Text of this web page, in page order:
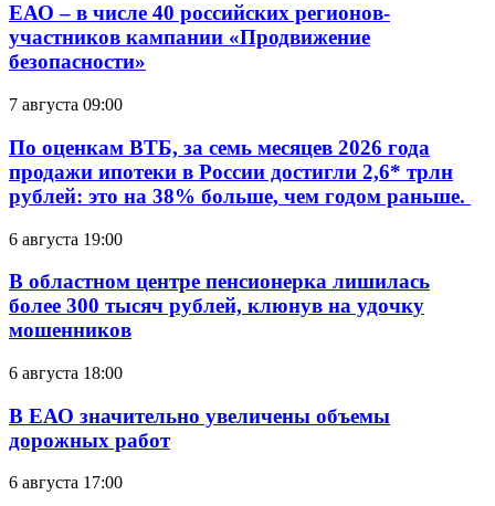
ЕАО – в числе 40 российских регионов-
участников кампании «Продвижение
безопасности»
7 августа 09:00
По оценкам ВТБ, за семь месяцев 2026 года
продажи ипотеки в России достигли 2,6* трлн
рублей: это на 38% больше, чем годом раньше.
6 августа 19:00
В областном центре пенсионерка лишилась
более 300 тысяч рублей, клюнув на удочку
мошенников
6 августа 18:00
В ЕАО значительно увеличены объемы
дорожных работ
6 августа 17:00